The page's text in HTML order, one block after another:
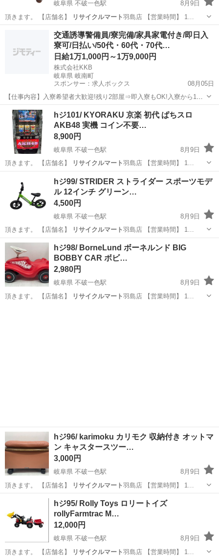
岐阜県 不破一色駅
8月9日
頂きます。 【店舗名】
リサイクルマート 羽島店 【営業時間】 1…
不破一色駅 生活家電
ベガコーポレーション
交通誘導警備員/寮完備/家具家電付き/即日入
寮可/日払い/50代・60代・70代…
日給1万1,000円～1万9,000円
株式会社KKB
岐阜県 岐南町
スポンサー：求人ボックス
08月05日
【仕事内容】入寮希望者大歓迎!残り2部屋⇒即入寮もOK!入寮から1ヶ
月間寮費無料 最大日給19,000円も可! <募集情報> 即入寮も可能です!
入寮希望者大歓迎 残り<3部屋>なのでご応募はお早めに! 入寮から1ヶ
月間は寮費も無...
アルバイト・パート
hジ101/ KYORAKU 京楽 初代 ぱちスロ
AKB48 実機 コイン不要…
8,900円
岐阜県 不破一色駅
8月9日
頂きます。 【店舗名】
リサイクルマート 羽島店 【営業時間】 1…
その他 ぱち
hジ99/ STRIDER ストライダー スポーツモデ
ル 12インチ グリーン…
4,500円
岐阜県 不破一色駅
8月9日
頂きます。 【店舗名】
リサイクルマート 羽島店 【営業時間】 1…
岐阜 羽島市 不破一色駅 その他
hジ98/ BorneLund ボーネルンド BIG
BOBBY CAR ボビ…
2,980円
岐阜県 不破一色駅
8月9日
頂きます。 【店舗名】
リサイクルマート 羽島店 【営業時間】 1…
hジ96/ karimoku カリモク 収納付き オットマ
ン キャスタースツー…
3,000円
岐阜県 不破一色駅
8月9日
頂きます。 【店舗名】
リサイクルマート 羽島店 【営業時間】 1…
羽島市 karimoku
hジ95/ Rolly Toys ロリートイズ
rollyFarmtrac M…
12,000円
岐阜県 不破一色駅
8月9日
頂きます。 【店舗名】
リサイクルマート 羽島店 【営業時間】 1…